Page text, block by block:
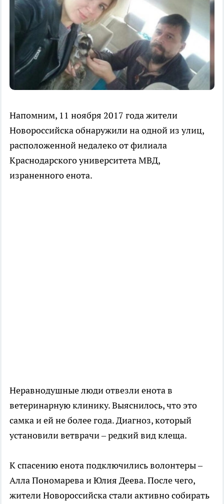
Напомним, 11 ноября 2017 года жители
Новороссийска обнаружили на одной из улиц,
расположенной недалеко от филиала
Краснодарского университета МВД,
израненного енота.
Неравнодушные люди отвезли енота в
ветеринарную клинику. Выяснилось, что это
самка и ей не более года. Диагноз, который
установили ветврачи – редкий вид клеща.
К спасению енота подключились волонтеры –
Алла Пономарева и Юлия Деева. После чего,
жители Новороссийска стали активно собирать